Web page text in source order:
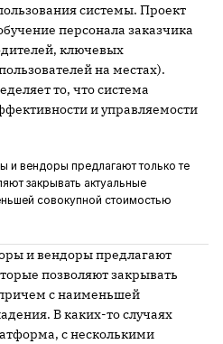
системы. Проект
персонала заказчика
ключевых
на местах).
то, что система
и управляемости
и вендоры предлагают только те
закрывать актуальные
совокупной стоимостью
и вендоры предлагают
позволяют закрывать
с наименьшей
В каких-то случаях
с несколькими